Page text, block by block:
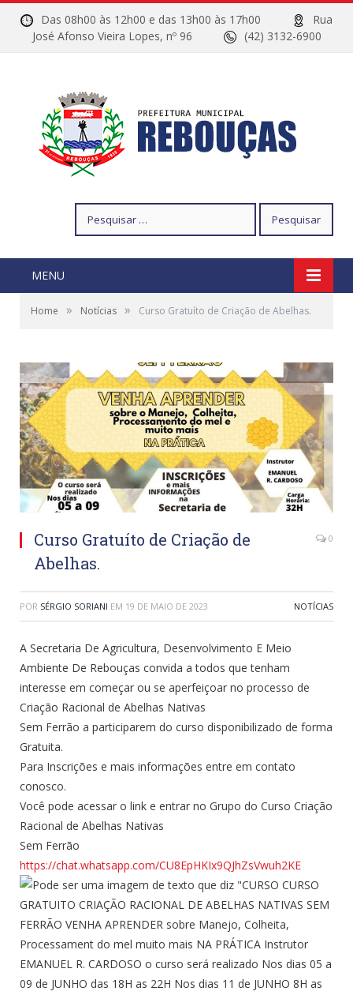
Das 08h00 às 12h00 e das 13h00 às 17h00
Rua
José Afonso Vieira Lopes, nº 96
(42) 3132-6900
por:
MENU
Home » Notícias » Curso Gratuíto de Criação de Abelhas.
Curso Gratuíto de Criação de
Abelhas.
0
POR SÉRGIO SORIANI EM 19 DE MAIO DE 2023 NOTÍCIAS
A Secretaria De Agricultura, Desenvolvimento E Meio
Ambiente De Rebouças convida a todos que tenham
interesse em começar ou se aperfeiçoar no processo de
Criação Racional de Abelhas Nativas
Sem Ferrão a participarem do curso disponibilizado de forma
Gratuita.
Para Inscrições e mais informações entre em contato
conosco.
Você pode acessar o link e entrar no Grupo do Curso Criação
Racional de Abelhas Nativas
Sem Ferrão
https://chat.whatsapp.com/CU8EpHKIx9QJhZsVwuh2KE